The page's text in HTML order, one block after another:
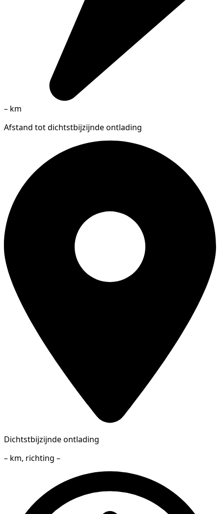
– km
Afstand tot dichtstbijzijnde ontlading
Dichtstbijzijnde ontlading
– km, richting –